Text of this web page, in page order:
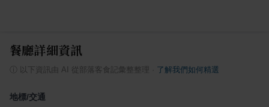
餐廳詳細資訊
以下資訊由 AI 從部落客食記彙整整理 了解我們如何精選
地標/交通